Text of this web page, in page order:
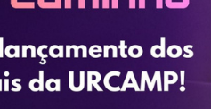
Laboratório de
- INTEC
Laboratório de Materiais